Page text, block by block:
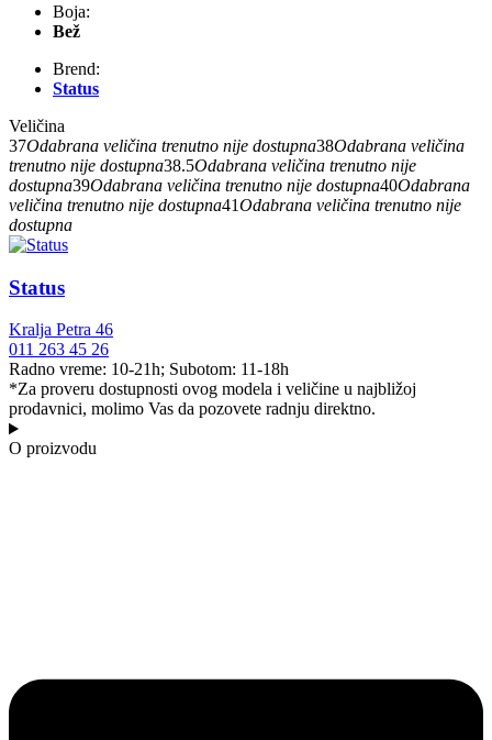
Boja:
Bež
Brend:
Status
Veličina
37Odabrana veličina trenutno nije dostupna38Odabrana veličina
trenutno nije dostupna38.5Odabrana veličina trenutno nije
dostupna39Odabrana veličina trenutno nije dostupna40Odabrana
veličina trenutno nije dostupna41Odabrana veličina trenutno nije
dostupna
Status
Kralja Petra 46
011 263 45 26
Radno vreme: 10-21h; Subotom: 11-18h
*Za proveru dostupnosti ovog modela i veličine u najbližoj
prodavnici, molimo Vas da pozovete radnju direktno.
O proizvodu